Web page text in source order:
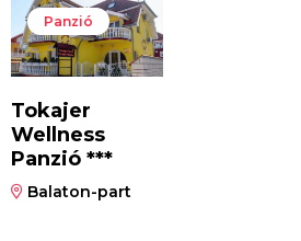
Panzió
Tokajer
Wellness
Panzió ***
Balaton-part